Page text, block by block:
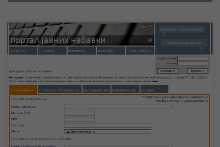
ЈКП „Водовод и канализација“ Зрењанин обавештава све
заинтересоване стране да је расписана јавна набавка за
набавку хлора Na-хипохлорид и гасни хлор (Cl2). Због
техничких проблема нисмо у могућности да јавну набавку
објавимо на сајту нашег предузећа. Јавну набавку ЈН 02/2017
„Набавка хлора Na-хипохлорид и гасни хлор (Cl2)“ можете
погледати на […]